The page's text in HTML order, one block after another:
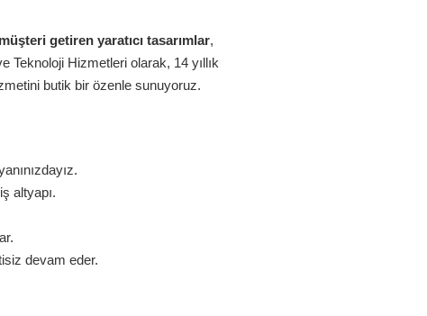
müşteri getiren yaratıcı tasarımlar,
Teknoloji Hizmetleri olarak, 14 yıllık
butik bir özenle sunuyoruz.
altyapı.
devam eder.